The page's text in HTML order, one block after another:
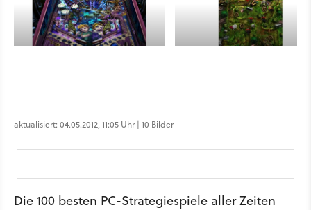
aktualisiert: 04.05.2012, 11:05 Uhr | 10 Bilder
Die 100 besten PC-Strategiespiele aller Zeiten